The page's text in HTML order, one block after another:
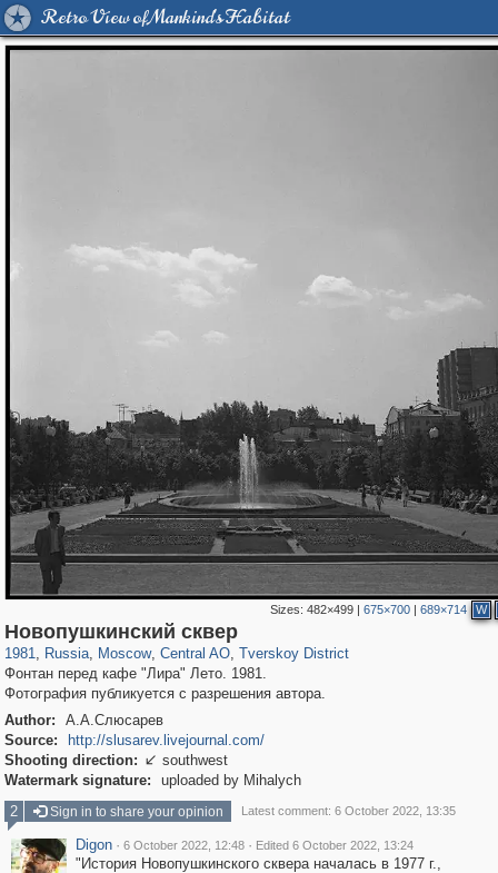
Retro View of Mankind's Habitat
Sizes:482×499 |675×700 |689×714 W
Новопушкинский сквер
1981, Russia
1,407,780 29,263
, Moscow
319,968 8,295
, Central AO
160,055 5,920
, Tverskoy District
53,063
Фонтан перед кафе "Лира" Лето. 1981.
Фотография публикуется с разрешения автора.
Author:
А.А.Слюсарев
Source:
http://slusarev.livejournal.com/
Shooting direction:  southwest
Watermark signature:
uploaded by Mihalych
2
Sign in to share your opinion Latest comment: 6 October 2022, 13:35
Digon · 6 October 2022, 12:48 · Edited 6 October 2022, 13:24
"История Новопушкинского сквера началась в 1977 г.,